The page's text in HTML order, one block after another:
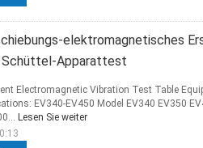
elektromagnetisches
Schüttel-Apparattest
Electromagnetic Vibration Test Table
EV340-EV450 Model EV340 EV350
Lesen Sie weiter